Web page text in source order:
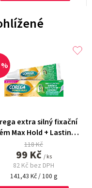
extra silný fixační
Max Hold + Lasting
Fresh 70 g
118 Kč
99 Kč / ks
82 Kč bez DPH
Měrná
cena:
141,43 Kč / 100 g